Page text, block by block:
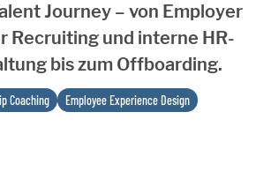
Journey – von Employer
Recruiting und interne HR-
bis zum Offboarding.
Coaching
Employee Experience Design